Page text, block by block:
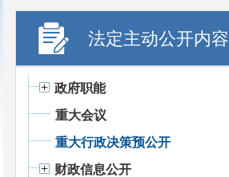
法定主动公开内容
政府职能
重大会议
重大行政决策预公开
财政信息公开